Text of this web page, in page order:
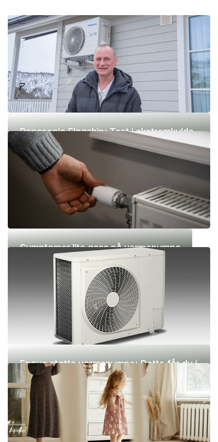
Panasonic Flagship: Test i ekstremkulde
(-42 °C)
Symptomer lite gass på varmepumpe
Enova støtte varmepumpe: Dette får du i
2026